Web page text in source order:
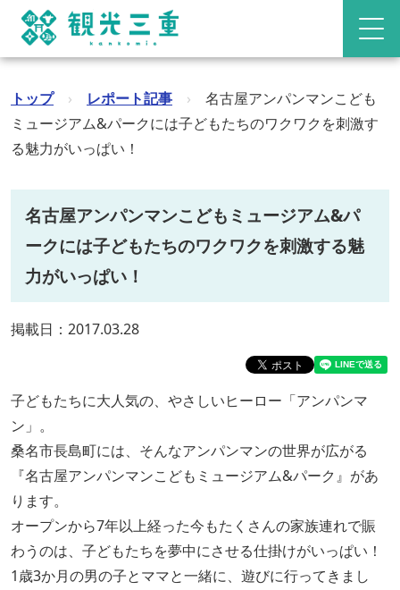
トップ › レポート記事 ›
名古屋アンパンマンこども
ミュージアム&パークには子どもたちのワクワクを刺激す
る魅力がいっぱい！
名古屋アンパンマンこどもミュージアム&パ
ークには子どもたちのワクワクを刺激する魅
力がいっぱい！
掲載日：2017.03.28
子どもたちに大人気の、やさしいヒーロー「アンパンマ
ン」。
桑名市長島町には、そんなアンパンマンの世界が広がる
『名古屋アンパンマンこどもミュージアム&パーク』があ
ります。
オープンから7年以上経った今もたくさんの家族連れで賑
わうのは、子どもたちを夢中にさせる仕掛けがいっぱい！
1歳3か月の男の子とママと一緒に、遊びに行ってきまし